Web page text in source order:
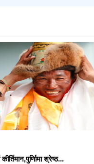
श्रेष्ठ...